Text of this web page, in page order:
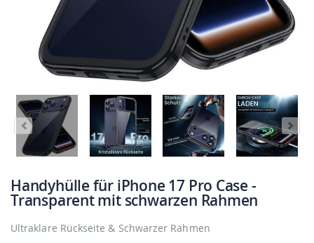
Handyhülle für iPhone 17 Pro Case -
Transparent mit schwarzen Rahmen
Ultraklare Rückseite & Schwarzer Rahmen